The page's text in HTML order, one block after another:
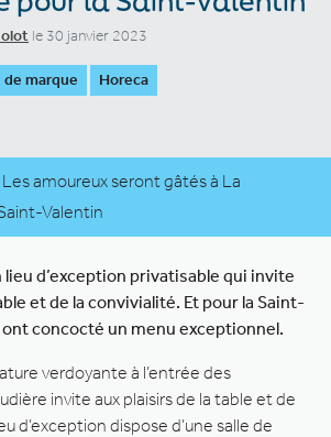
le 30 janvier 2023
marque Horeca
Les amoureux seront gâtés à La
Valentin
lieu d’exception privatisable qui invite
et de la convivialité. Et pour la Saint-
concocté un menu exceptionnel.
verdoyante à l’entrée des
invite aux plaisirs de la table et de
d’exception dispose d’une salle de